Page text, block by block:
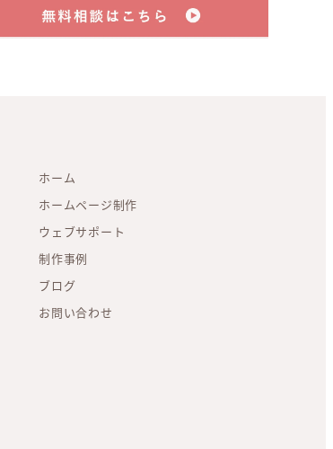
ホーム
ホームページ制作
ウェブサポート
制作事例
ブログ
お問い合わせ